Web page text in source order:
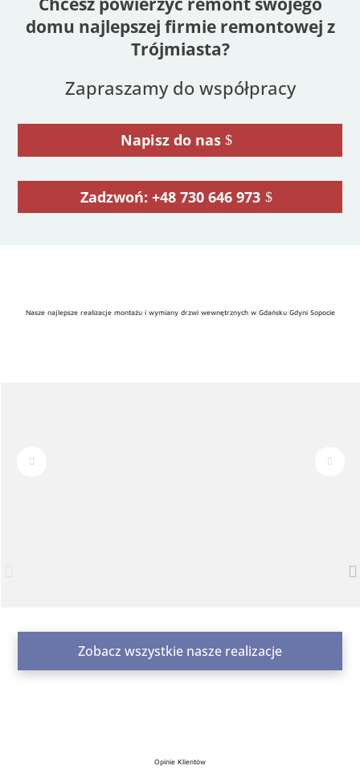
domu najlepszej firmie remontowej z
Trójmiasta?
Zapraszamy do współpracy
Napisz do nas
Zadzwoń: +48 730 646 973
Nasze najlepsze realizacje montażu i wymiany drzwi wewnętrznych w Gdańsku Gdyni Sopocie
Zobacz wszystkie nasze realizacje
Opinie Klientów